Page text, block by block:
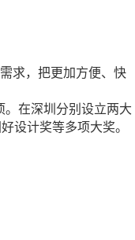
求，把更加方便、快
在深圳分别设立两大
设计奖等多项大奖。